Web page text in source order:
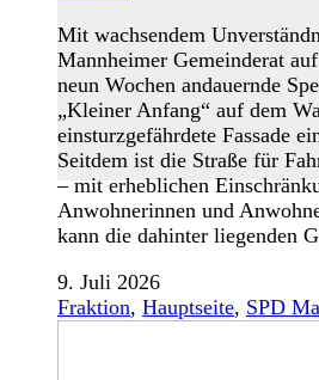
Mit wachsendem
Mannheimer Gemeinderat
neun Wochen andauernde
„Kleiner Anfang“ auf dem
einsturzgefährdete Fassade
Seitdem ist die Straße für
– mit erheblichen
Anwohnerinnen und
kann die dahinter liegenden
9. Juli 2026
Fraktion, Hauptseite, SPD